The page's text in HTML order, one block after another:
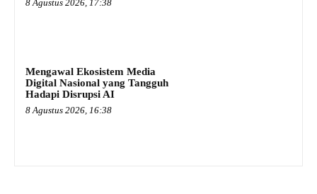
8 Agustus 2026, 17:38
Mengawal Ekosistem Media
Digital Nasional yang Tangguh
Hadapi Disrupsi AI
8 Agustus 2026, 16:38